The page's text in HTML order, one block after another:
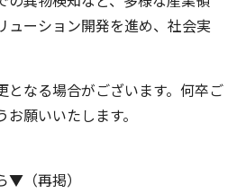
ューション開発を進め、社会実
なる場合がございます。何卒ご
願いいたします。
（再掲）